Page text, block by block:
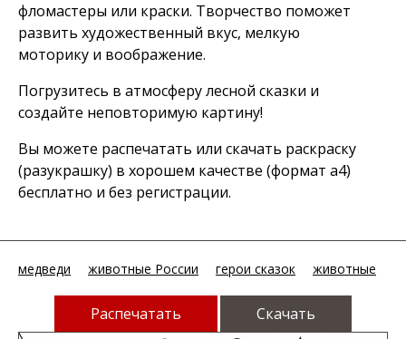
фломастеры или краски. Творчество поможет
развить художественный вкус, мелкую
моторику и воображение.
Погрузитесь в атмосферу лесной сказки и
создайте неповторимую картину!
Вы можете распечатать или скачать раскраску
(разукрашку) в хорошем качестве (формат а4)
бесплатно и без регистрации.
медведи животные России герои сказок животные
Распечатать Скачать